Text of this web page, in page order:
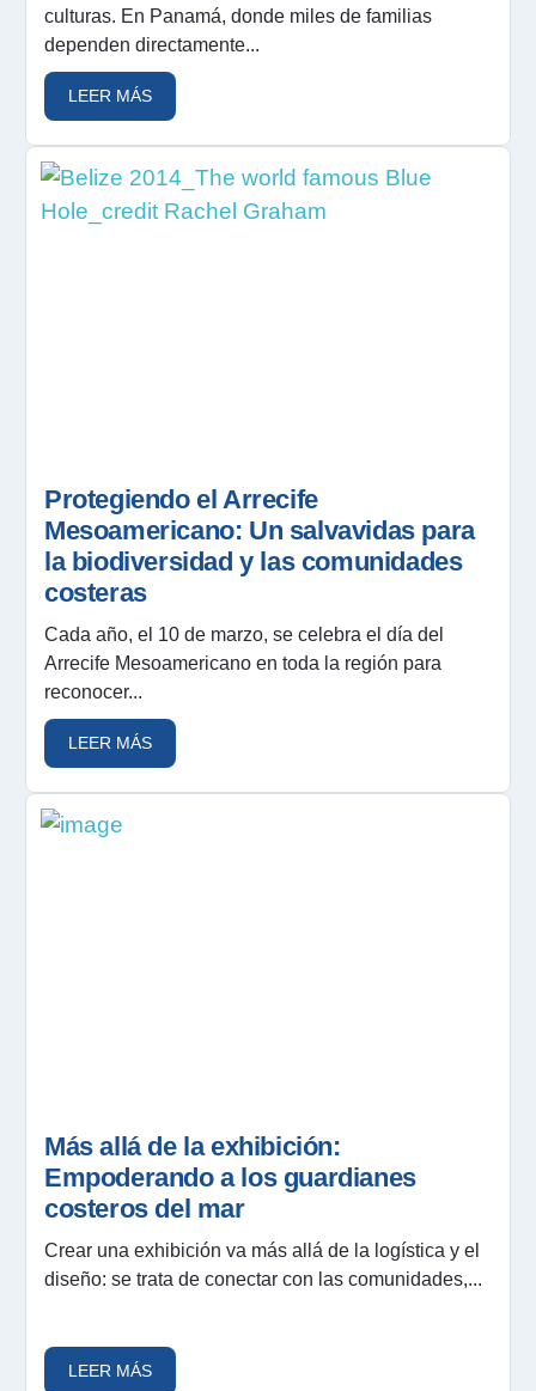
culturas. En Panamá, donde miles de familias
dependen directamente...
LEER MÁS
Protegiendo el Arrecife
Mesoamericano: Un salvavidas para
la biodiversidad y las comunidades
costeras
Cada año, el 10 de marzo, se celebra el día del
Arrecife Mesoamericano en toda la región para
reconocer...
LEER MÁS
Más allá de la exhibición:
Empoderando a los guardianes
costeros del mar
Crear una exhibición va más allá de la logística y el
diseño: se trata de conectar con las comunidades,...
LEER MÁS